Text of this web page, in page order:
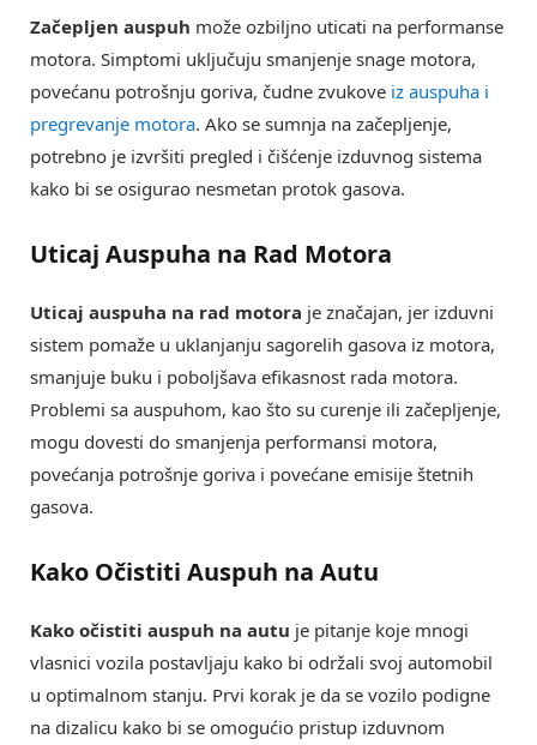
Začepljen auspuh može ozbiljno uticati na performanse
motora. Simptomi uključuju smanjenje snage motora,
povećanu potrošnju goriva, čudne zvukove iz auspuha i
pregrevanje motora. Ako se sumnja na začepljenje,
potrebno je izvršiti pregled i čišćenje izduvnog sistema
kako bi se osigurao nesmetan protok gasova.
Uticaj Auspuha na Rad Motora
Uticaj auspuha na rad motora je značajan, jer izduvni
sistem pomaže u uklanjanju sagorelih gasova iz motora,
smanjuje buku i poboljšava efikasnost rada motora.
Problemi sa auspuhom, kao što su curenje ili začepljenje,
mogu dovesti do smanjenja performansi motora,
povećanja potrošnje goriva i povećane emisije štetnih
gasova.
Kako Očistiti Auspuh na Autu
Kako očistiti auspuh na autu je pitanje koje mnogi
vlasnici vozila postavljaju kako bi održali svoj automobil
u optimalnom stanju. Prvi korak je da se vozilo podigne
na dizalicu kako bi se omogućio pristup izduvnom